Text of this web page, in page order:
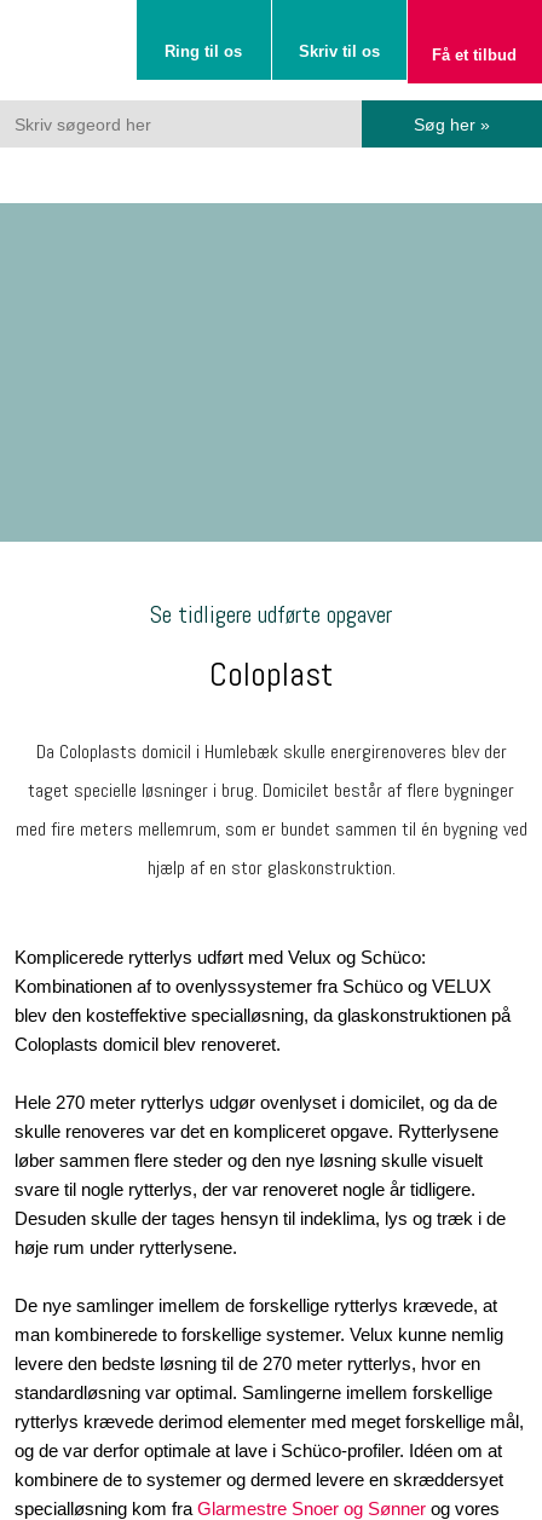
Ring til os Skriv til os Få et tilbud
Se tidligere udførte opgaver
Coloplast
​Da Coloplasts domicil i Humlebæk skulle energirenoveres blev der
taget specielle løsninger i brug.​ Domicilet består af flere bygninger
med fire meters mellemrum, som er bundet sammen til én bygning ved
hjælp af en stor glaskonstruktion.
​Komplicerede rytterlys udført med Velux og Schüco:
Kombinationen af to ovenlyssystemer fra Schüco og VELUX
blev den kosteffektive specialløsning, da glaskonstruktionen på
Coloplasts domicil blev renoveret.​​
Hele 270 meter rytterlys udgør ovenlyset i domicilet, og da de
skulle renoveres var det en kompliceret opgave. Rytterlysene
løber sammen flere steder og den nye løsning skulle visuelt
svare til nogle rytterlys, der var renoveret nogle år tidligere.
Desuden skulle der tages hensyn til indeklima, lys og træk i de
høje rum under rytterlysene.
De nye samlinger imellem de forskellige rytterlys krævede, at
man kombinerede to forskellige systemer. Velux kunne nemlig
levere den bedste løsning til de 270 meter rytterlys, hvor en
standardløsning var optimal. Samlingerne imellem forskellige
rytterlys krævede derimod elementer med meget forskellige mål,
og de var derfor optimale at lave i Schüco-profiler. Idéen om at
kombinere de to systemer og dermed levere en skræddersyet
specialløsning kom fra Glarmestre Snoer og Sønnerog vores